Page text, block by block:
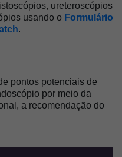
ureteroscópios
usando o Formulário
.
pontos potenciais de
por meio da
a recomendação do